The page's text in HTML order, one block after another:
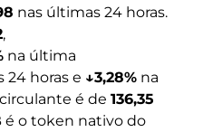
nas últimas 24 horas.
,
na última
24 horas e ↓3,28% na
é de 136,35
é o token nativo do